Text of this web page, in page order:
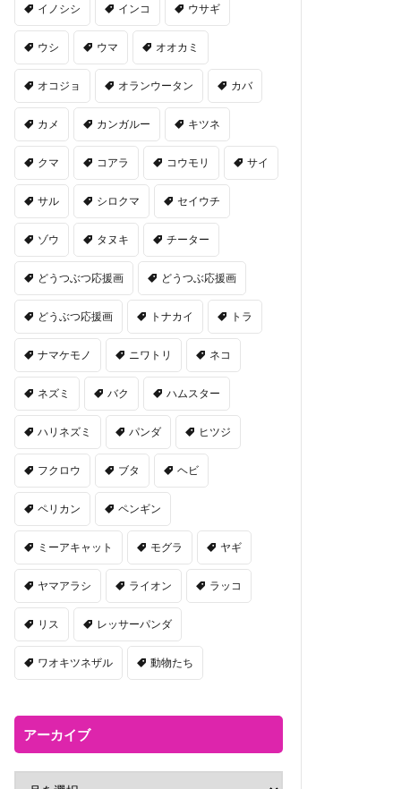
イノシシ インコ ウサギ
ウシ ウマ オオカミ
オコジョ オランウータン カバ
カメ カンガルー キツネ
クマ コアラ コウモリ サイ
サル シロクマ セイウチ
ゾウ タヌキ チーター
どうつぶつ応援画 どうつぶ応援画
どうぶつ応援画 トナカイ トラ
ナマケモノ ニワトリ ネコ
ネズミ バク ハムスター
ハリネズミ パンダ ヒツジ
フクロウ ブタ ヘビ
ペリカン ペンギン
ミーアキャット モグラ ヤギ
ヤマアラシ ライオン ラッコ
リス レッサーパンダ
ワオキツネザル 動物たち
アーカイブ